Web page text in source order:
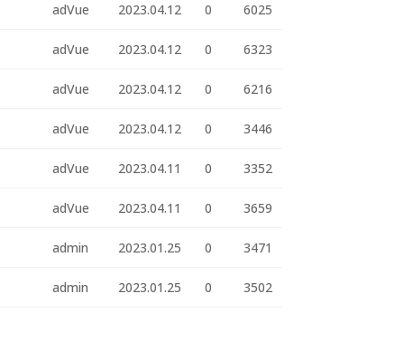
adVue 2023.04.12 0 6025
adVue 2023.04.12 0 6323
adVue 2023.04.12 0 6216
adVue 2023.04.12 0 3446
adVue 2023.04.11 0 3352
adVue 2023.04.11 0 3659
admin 2023.01.25 0 3471
admin 2023.01.25 0 3502